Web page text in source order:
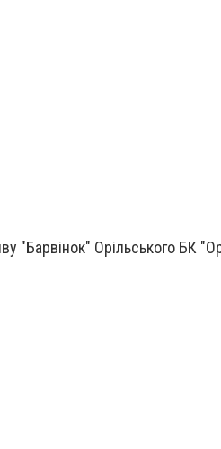
"Барвінок" Орільського БК